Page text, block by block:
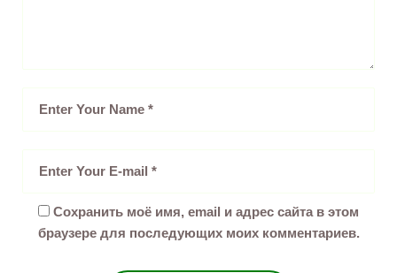
Сохранить моё имя, email и адрес сайта в этом
браузере для последующих моих комментариев.